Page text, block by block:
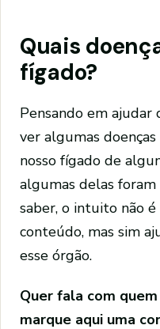
Quais
fígado?
Pensando em
ver algumas
nosso fígado de
algumas delas foram
saber, o intuito não
conteúdo, mas sim
esse órgão.
Quer fala com
marque aqui uma